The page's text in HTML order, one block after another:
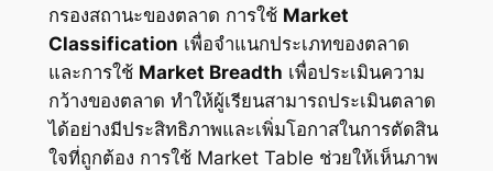
กรองสถานะของตลาด การใช้ Market
Classification เพื่อจำแนกประเภทของตลาด
และการใช้ Market Breadth เพื่อประเมินความ
กว้างของตลาด ทำให้ผู้เรียนสามารถประเมินตลาด
ได้อย่างมีประสิทธิภาพและเพิ่มโอกาสในการตัดสิน
ใจที่ถูกต้อง การใช้ Market Table ช่วยให้เห็นภาพ